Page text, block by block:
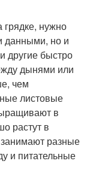
нужно
данными, но и
другие быстро
дынями или
чем
листовые
в
растут в
занимают разные
и питательные